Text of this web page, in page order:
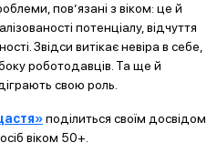
пов’язані з віком: це й
потенціалу, відчуття
Звідси витікає невіра в себе,
роботодавців. Та ще й
свою роль.
поділиться своїм досвідом
віком 50+.